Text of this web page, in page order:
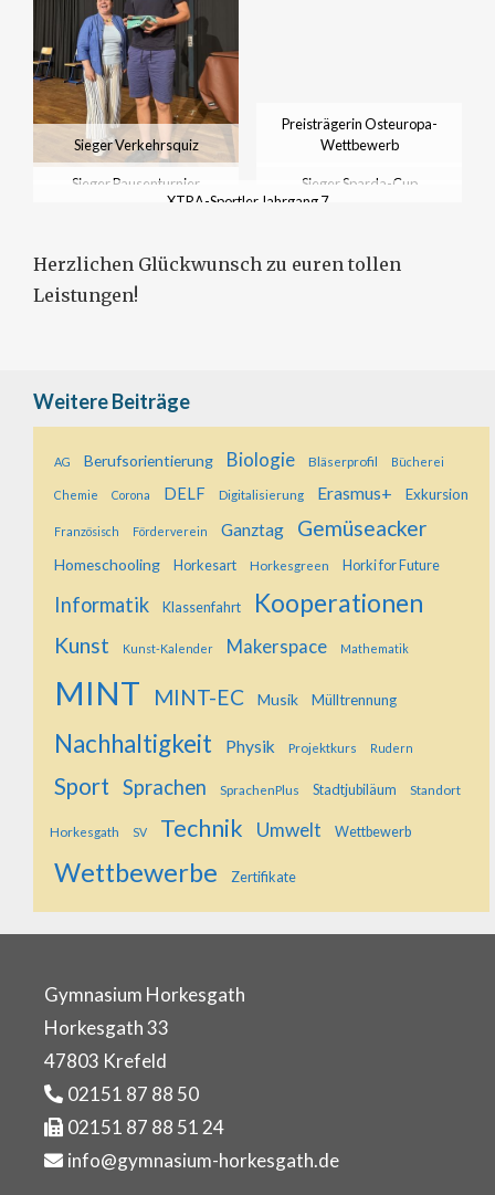
Sieger Verkehrsquiz
Preisträgerin Osteuropa-
Wettbewerb
Sieger Pausenturnier
Tischtennis
Sieger Sparda-Cup
XTRA-Sportler Jahrgang 7
Herzlichen Glückwunsch zu euren tollen
Leistungen!
Weitere Beiträge
AG Berufsorientierung Biologie Bläserprofil Bücherei
Chemie Corona DELF Digitalisierung Erasmus+ Exkursion
Französisch Förderverein Ganztag Gemüseacker
Homeschooling Horkesart Horkesgreen Horki for Future
Informatik Klassenfahrt Kooperationen
Kunst Kunst-Kalender Makerspace Mathematik
MINT MINT-EC Musik Mülltrennung
Nachhaltigkeit Physik Projektkurs Rudern
Sport Sprachen SprachenPlus Stadtjubiläum Standort
Horkesgath SV Technik Umwelt Wettbewerb
Wettbewerbe Zertifikate
Gymnasium Horkesgath
Horkesgath 33
47803 Krefeld
02151 87 88 50
02151 87 88 51 24
info@gymnasium-horkesgath.de